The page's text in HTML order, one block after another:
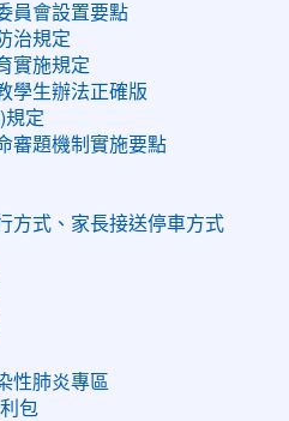
員會設置要點
治規定
實施規定
學生辦法正確版
規定
審題機制實施要點
方式、家長接送停車方式
性肺炎專區
包